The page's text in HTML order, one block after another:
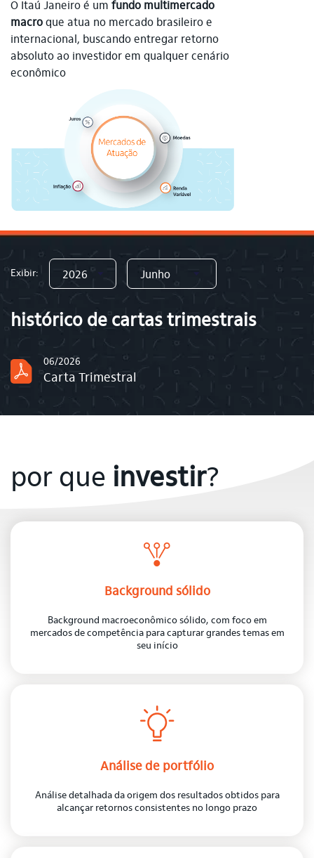
O Itaú Janeiro é um fundo multimercado
macro que atua no mercado brasileiro e
internacional, buscando entregar retorno
absoluto ao investidor em qualquer cenário
econômico
histórico de cartas trimestrais
06/2026
Carta Trimestral
Exibir:
por que investir?
Background sólido
Background macroeconômico sólido, com foco em
mercados de competência para capturar grandes temas em
seu início
Análise de portfólio
Análise detalhada da origem dos resultados obtidos para
alcançar retornos consistentes no longo prazo